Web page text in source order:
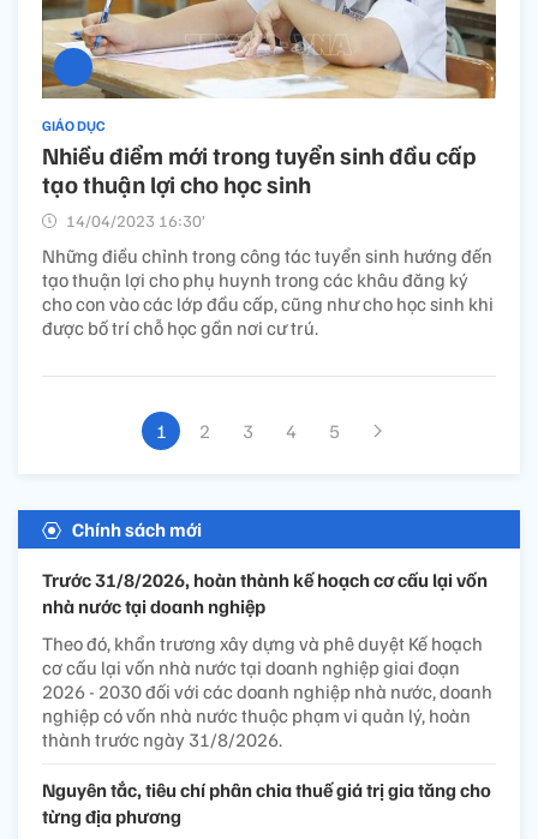
GIÁO DỤC
Nhiều điểm mới trong tuyển sinh đầu cấp
tạo thuận lợi cho học sinh
14/04/2023 16:30’
Những điều chỉnh trong công tác tuyển sinh hướng đến
tạo thuận lợi cho phụ huynh trong các khâu đăng ký
cho con vào các lớp đầu cấp, cũng như cho học sinh khi
được bố trí chỗ học gần nơi cư trú.
1 2 3 4 5
Chính sách mới
Trước 31/8/2026, hoàn thành kế hoạch cơ cấu lại vốn
nhà nước tại doanh nghiệp
Theo đó, khẩn trương xây dựng và phê duyệt Kế hoạch
cơ cấu lại vốn nhà nước tại doanh nghiệp giai đoạn
2026 - 2030 đối với các doanh nghiệp nhà nước, doanh
nghiệp có vốn nhà nước thuộc phạm vi quản lý, hoàn
thành trước ngày 31/8/2026.
Nguyên tắc, tiêu chí phân chia thuế giá trị gia tăng cho
từng địa phương